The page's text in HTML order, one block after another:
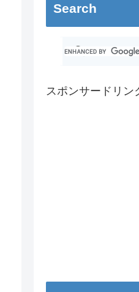
Search
スポンサードリン